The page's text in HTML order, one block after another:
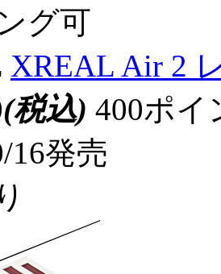
グ可
XREAL Air 2
(税込) 400ポ
16発売